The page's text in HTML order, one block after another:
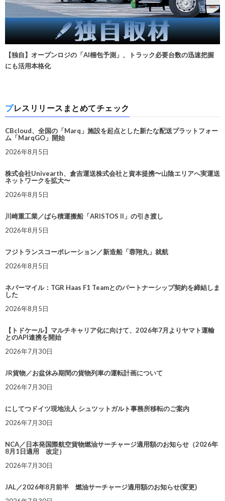
【独自】オープンロジの「AI梱包予測」、トラック必要台数の迅速把握
にも活用本格化
プレスリリースまとめてチェック
CBcloud、全国の「Marq」施設を起点とした新たな配送プラットフォー
ム「MarqGO」開始
2026年8月5日
株式会社Univearth、倉吉運送株式会社と資本提携〜山陰エリアへ実運送
ネットワークを拡大〜
2026年8月5日
川崎重工業／ばら積運搬船「ARISTOS II」の引き渡し
2026年8月5日
フジトランスコーポレーション／新造船「蓉翔丸」就航
2026年8月5日
ネバーマイル：TGR Haas F1 Teamとのパートナーシップ契約を締結しま
した
2026年8月5日
【トドケール】マルチキャリア化に向けて、2026年7月よりヤマト運輸
とのAPI連携を開始
2026年7月30日
JR貨物／お盆休み期間の貨物列車の運転計画について
2026年7月30日
にしてつドイツ現地法人 シュツットガルト事務所移転のご案内
2026年7月30日
NCA／日本発国際航空貨物燃油サーチャージ適用額のお知らせ（2026年
8月1日適用 改定）
2026年7月30日
JAL／2026年8月前半 燃油サーチャージ適用額のお知らせ(変更)